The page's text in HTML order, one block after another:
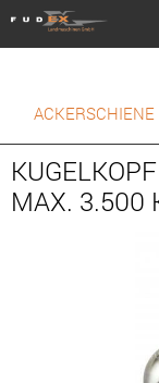
ACKERSCHIENE
MAX. 3.500